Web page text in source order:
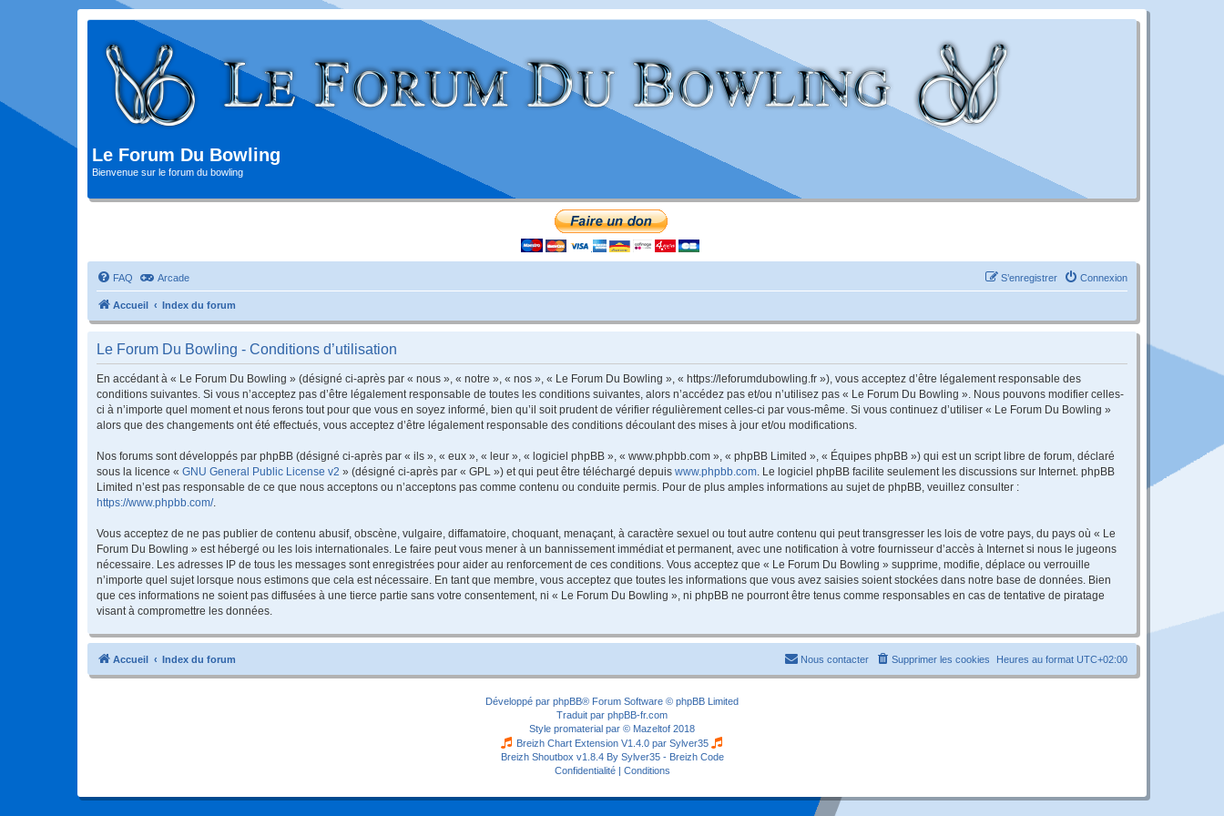
Le Forum Du Bowling
Bienvenue sur le forum du bowling
FAQ Arcade Connexion
S’enregistrer
Accueil Index du forum
Le Forum Du Bowling - Conditions d’utilisation
En accédant à « Le Forum Du Bowling » (désigné ci-après par « nous », « notre », « nos », « Le Forum Du Bowling », « https://leforumdubowling.fr »), vous acceptez d’être légalement responsable des
conditions suivantes. Si vous n’acceptez pas d’être légalement responsable de toutes les conditions suivantes, alors n’accédez pas et/ou n’utilisez pas « Le Forum Du Bowling ». Nous pouvons modifier celles-
ci à n’importe quel moment et nous ferons tout pour que vous en soyez informé, bien qu’il soit prudent de vérifier régulièrement celles-ci par vous-même. Si vous continuez d’utiliser « Le Forum Du Bowling »
alors que des changements ont été effectués, vous acceptez d’être légalement responsable des conditions découlant des mises à jour et/ou modifications.
Nos forums sont développés par phpBB (désigné ci-après par « ils », « eux », « leur », « logiciel phpBB », « www.phpbb.com », « phpBB Limited », « Équipes phpBB ») qui est un script libre de forum, déclaré
sous la licence « GNU General Public License v2 » (désigné ci-après par « GPL ») et qui peut être téléchargé depuis www.phpbb.com . Le logiciel phpBB facilite seulement les discussions sur Internet. phpBB
Limited n’est pas responsable de ce que nous acceptons ou n’acceptons pas comme contenu ou conduite permis. Pour de plus amples informations au sujet de phpBB, veuillez consulter :
https://www.phpbb.com/.
Vous acceptez de ne pas publier de contenu abusif, obscène, vulgaire, diffamatoire, choquant, menaçant, à caractère sexuel ou tout autre contenu qui peut transgresser les lois de votre pays, du pays où « Le
Forum Du Bowling » est hébergé ou les lois internationales. Le faire peut vous mener à un bannissement immédiat et permanent, avec une notification à votre fournisseur d’accès à Internet si nous le jugeons
nécessaire. Les adresses IP de tous les messages sont enregistrées pour aider au renforcement de ces conditions. Vous acceptez que « Le Forum Du Bowling » supprime, modifie, déplace ou verrouille
n’importe quel sujet lorsque nous estimons que cela est nécessaire. En tant que membre, vous acceptez que toutes les informations que vous avez saisies soient stockées dans notre base de données. Bien
que ces informations ne soient pas diffusées à une tierce partie sans votre consentement, ni « Le Forum Du Bowling », ni phpBB ne pourront être tenus comme responsables en cas de tentative de piratage
visant à compromettre les données.
Accueil Index du forum Heures au format UTC+02:00
Supprimer les cookies
Nous contacter
Développé par phpBB® Forum Software © phpBB Limited
Traduit par phpBB-fr.com
Style promaterial par © Mazeltof 2018
Breizh Chart Extension V1.4.0 par Sylver35
Breizh Shoutbox v1.8.4 By Sylver35 - Breizh Code
Confidentialité| Conditions